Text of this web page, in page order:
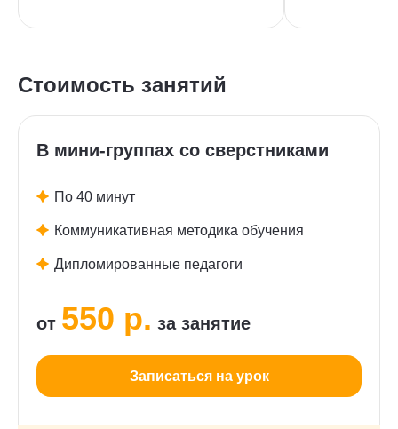
Стоимость занятий
В мини-группах со сверстниками
По 40 минут
Коммуникативная методика обучения
Дипломированные педагоги
от 550 р. за занятие
Записаться на урок